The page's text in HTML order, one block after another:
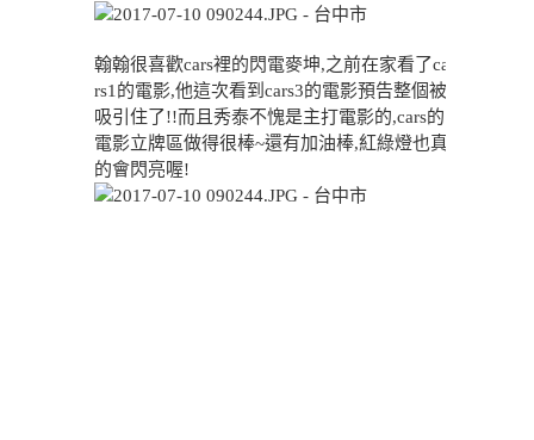
翰翰很喜歡cars裡的閃電麥坤,之前在家看了ca
rs1的電影,他這次看到cars3的電影預告整個被
吸引住了!!而且秀泰不愧是主打電影的,cars的
電影立牌區做得很棒~還有加油棒,紅綠燈也真
的會閃亮喔!